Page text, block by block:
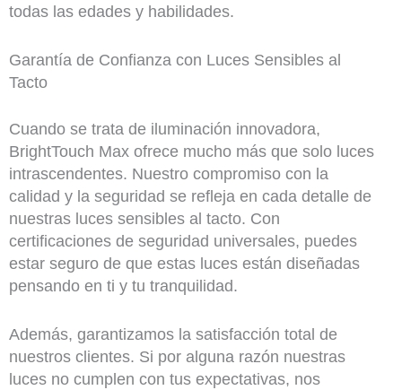
todas las edades y habilidades.
Garantía de Confianza con Luces Sensibles al
Tacto
Cuando se trata de iluminación innovadora,
BrightTouch Max ofrece mucho más que solo luces
intrascendentes. Nuestro compromiso con la
calidad y la seguridad se refleja en cada detalle de
nuestras luces sensibles al tacto. Con
certificaciones de seguridad universales, puedes
estar seguro de que estas luces están diseñadas
pensando en ti y tu tranquilidad.
Además, garantizamos la satisfacción total de
nuestros clientes. Si por alguna razón nuestras
luces no cumplen con tus expectativas, nos